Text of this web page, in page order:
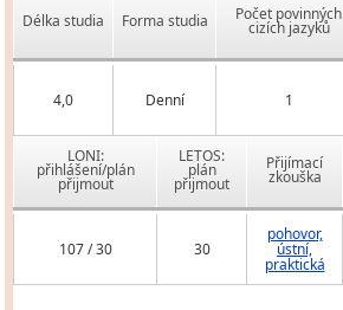
Délka studia Forma studia Počet povinných
cizích jazyků
4,0 Denní 1
LONI:
přihlášení/plán
přijmout
LETOS:
plán
přijmout
Přijímací
zkouška
107 / 30 30
pohovor,
ústní,
praktická